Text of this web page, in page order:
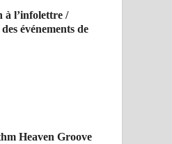
à l’infolettre /
événements de
Heaven Groove